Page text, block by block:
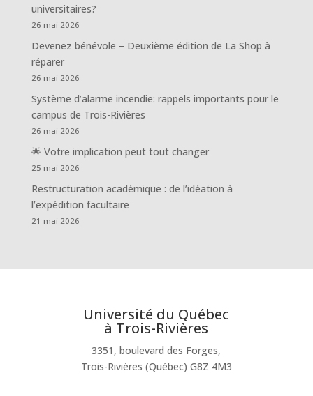
universitaires?
26 mai 2026
Devenez bénévole – Deuxième édition de La Shop à
réparer
26 mai 2026
Système d’alarme incendie: rappels importants pour le
campus de Trois-Rivières
26 mai 2026
🌟 Votre implication peut tout changer
25 mai 2026
Restructuration académique : de l’idéation à
l’expédition facultaire
21 mai 2026
Université du Québec
à Trois-Rivières
3351, boulevard des Forges,
Trois-Rivières (Québec) G8Z 4M3